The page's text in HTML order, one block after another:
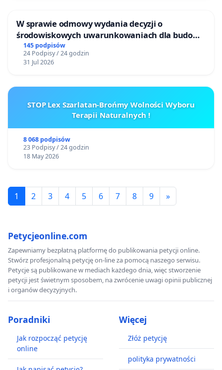
W sprawie odmowy wydania decyzji o
środowiskowych uwarunkowaniach dla budowy
zakładu wytwarzania biometanu „Krynki” w
Ostrowiu Południowym oraz ochrony
mieszkańców i Puszczy Knyszyńskiej
145 podpisów
24 Podpisy / 24 godzin
31 Jul 2026
STOP Lex Szarlatan-Brońmy Wolności Wyboru
Terapii Naturalnych !
8 068 podpisów
23 Podpisy / 24 godzin
18 May 2026
1 2 3 4 5 6 7 8 9 »
Petycjeonline.com
Zapewniamy bezpłatną platformę do publikowania petycji online.
Stwórz profesjonalną petycję on-line za pomocą naszego serwisu.
Petycje są publikowane w mediach każdego dnia, więc stworzenie
petycji jest świetnym sposobem, na zwrócenie uwagi opinii publicznej
i organów decyzyjnych.
Poradniki
Jak rozpocząć petycję
online
Więcej
Złóż petycję
polityka prywatności